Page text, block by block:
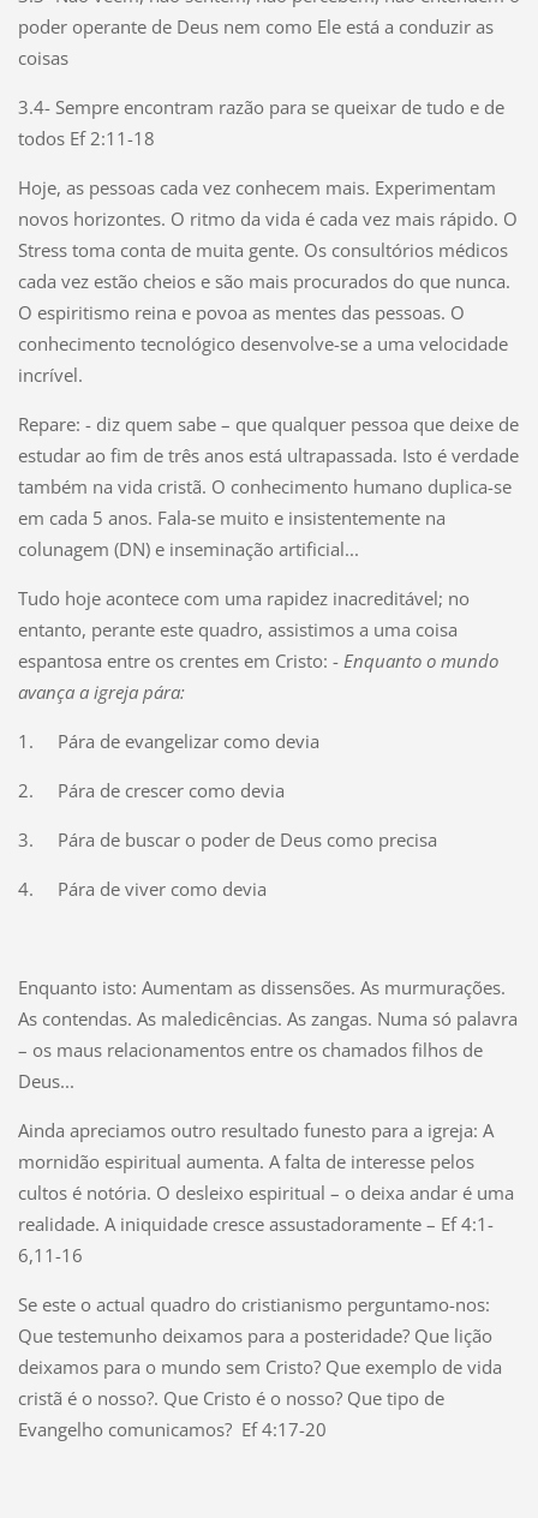
poder operante de Deus nem como Ele está a conduzir as
coisas
3.4- Sempre encontram razão para se queixar de tudo e de
todos Ef 2:11-18
Hoje, as pessoas cada vez conhecem mais. Experimentam
novos horizontes. O ritmo da vida é cada vez mais rápido. O
Stress toma conta de muita gente. Os consultórios médicos
cada vez estão cheios e são mais procurados do que nunca.
O espiritismo reina e povoa as mentes das pessoas. O
conhecimento tecnológico desenvolve-se a uma velocidade
incrível.
Repare: - diz quem sabe – que qualquer pessoa que deixe de
estudar ao fim de três anos está ultrapassada. Isto é verdade
também na vida cristã. O conhecimento humano duplica-se
em cada 5 anos. Fala-se muito e insistentemente na
colunagem (DN) e inseminação artificial...
Tudo hoje acontece com uma rapidez inacreditável; no
entanto, perante este quadro, assistimos a uma coisa
espantosa entre os crentes em Cristo: - Enquanto o mundo
avança a igreja pára:
1. Pára de evangelizar como devia
2. Pára de crescer como devia
3. Pára de buscar o poder de Deus como precisa
4. Pára de viver como devia
Enquanto isto: Aumentam as dissensões. As murmurações.
As contendas. As maledicências. As zangas. Numa só palavra
– os maus relacionamentos entre os chamados filhos de
Deus...
Ainda apreciamos outro resultado funesto para a igreja: A
mornidão espiritual aumenta. A falta de interesse pelos
cultos é notória. O desleixo espiritual – o deixa andar é uma
realidade. A iniquidade cresce assustadoramente – Ef 4:1-
6,11-16
Se este o actual quadro do cristianismo perguntamo-nos:
Que testemunho deixamos para a posteridade? Que lição
deixamos para o mundo sem Cristo? Que exemplo de vida
cristã é o nosso?. Que Cristo é o nosso? Que tipo de
Evangelho comunicamos? Ef 4:17-20